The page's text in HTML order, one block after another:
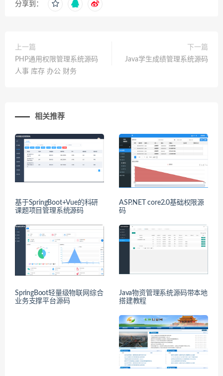
分享到：
上一篇
PHP通用权限管理系统源码
人事 库存 办公 财务
下一篇
Java学生成绩管理系统源码
相关推荐
基于SpringBoot+Vue的科研
课题项目管理系统源码
ASP.NET core2.0基础权限源
码
SpringBoot轻量级物联网综合
业务支撑平台源码
Java物资管理系统源码带本地
搭建教程